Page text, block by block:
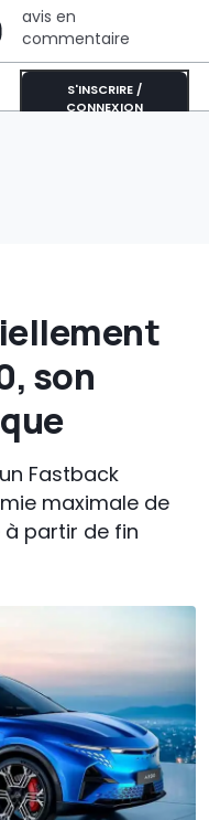
avis en
commentaire
S'INSCRIRE /
CONNEXION
son
Fastback
maximale de
à partir de fin